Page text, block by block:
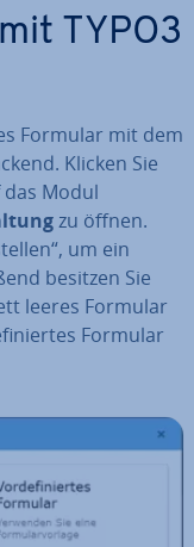
TYPO3
Formular mit dem
Klicken Sie
Modul
zu öffnen.
um ein
besitzen Sie
leeres Formular
Formular